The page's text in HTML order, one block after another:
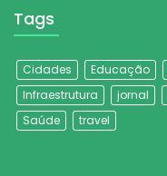
Tags
Cidades Educação
Infraestrutura
jornal
Saúde
travel